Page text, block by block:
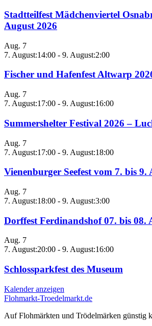
Stadtteilfest Mädchenviertel
August 2026
Aug. 7
7. August:14:00 - 9. August:2:00
Fischer und Hafenfest Altwarp
Aug. 7
7. August:17:00 - 9. August:16:00
Summershelter Festival 2026 –
Aug. 7
7. August:17:00 - 9. August:18:00
Vienenburger Seefest vom 7. bis 9.
Aug. 7
7. August:18:00 - 9. August:3:00
Dorffest Ferdinandshof 07. bis 08.
Aug. 7
7. August:20:00 - 9. August:16:00
Schlossparkfest des Museum
Kalender anzeigen
Flohmarkt-Troedelmarkt.de
Auf Flohmärkten und Trödelmärken günstig